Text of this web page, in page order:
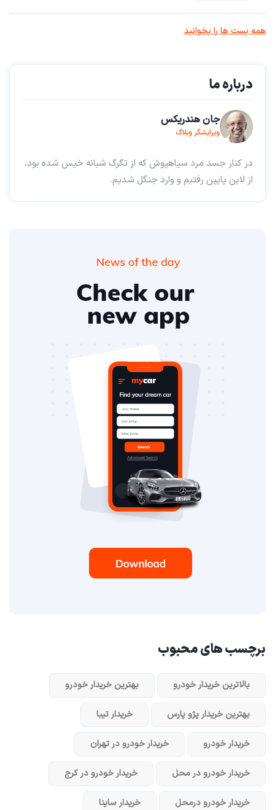
همه پست ها را بخوانید
درباره ما
جان هندریکس
ویرایشگر وبلاگ
در کنار جسد مرد سیاهپوش که از تگرگ شبانه خیس شده بود،
از لاین پایین رفتیم و وارد جنگل شدیم.
برچسب های محبوب
بالاترین خریدار خودرو بهترین خریدار خودرو
بهترین خریدار پژو پارس خریدار تیبا
خریدار خودرو خریدار خودرو در تهران
خریدار خودرو در محل خریدار خودرو در کرج
خریدار خودرو در‌محل خریدار ساینا